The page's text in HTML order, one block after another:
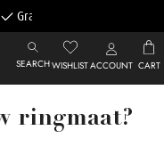
betalen
SEARCHWISHLISTACCOUNT CART
ringmaat?